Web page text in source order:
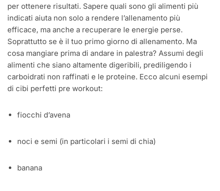
per ottenere risultati. Sapere quali sono gli alimenti più
indicati aiuta non solo a rendere l’allenamento più
efficace, ma anche a recuperare le energie perse.
Soprattutto se è il tuo primo giorno di allenamento. Ma
cosa mangiare prima di andare in palestra? Assumi degli
alimenti che siano altamente digeribili, prediligendo i
carboidrati non raffinati e le proteine. Ecco alcuni esempi
di cibi perfetti pre workout:
fiocchi d’avena
noci e semi (in particolari i semi di chia)
banana